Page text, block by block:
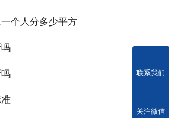
个人分多少平方
联系我们
关注微信